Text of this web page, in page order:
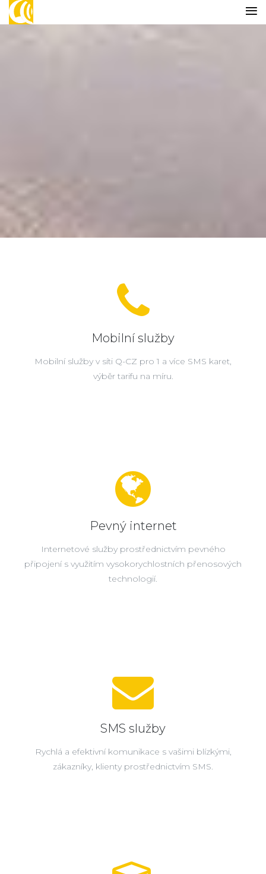
Mobilní služby
Mobilní služby v síti Q-CZ pro 1 a více SMS karet,
výběr tarifu na míru.
Pevný internet
Internetové služby prostřednictvím pevného
připojení s využitím vysokorychlostních přenosových
technologií.
SMS služby
Rychlá a efektivní komunikace s vašimi blízkými,
zákazníky, klienty prostřednictvím SMS.